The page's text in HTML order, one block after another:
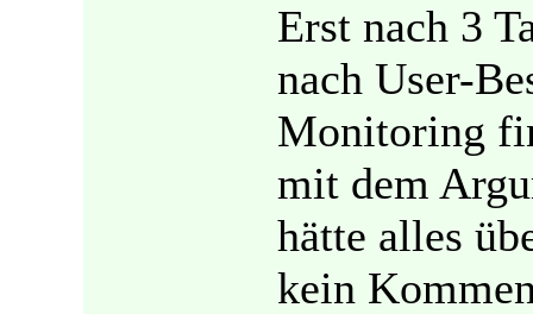
Erst nach 3
nach User-
Monitoring
mit dem
hätte alles
kein